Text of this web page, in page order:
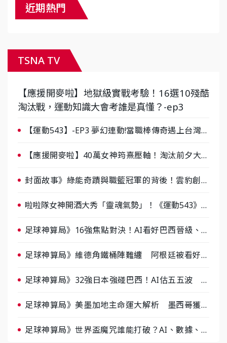
近期熱門
TSNA TV
【應援開麥啦】地獄級實戰考驗！16選10殘酷
淘汰戰，運動知識大會考誰是真懂？-ep3
【運動543】-EP3 夢幻連動!當職棒傳奇遇上台灣女
【應援開麥啦】40萬女神筠熹壓軸！淘汰前夕大混
封面故事》綠能奇蹟與職籃冠軍的背後！雲豹創辦
啦啦隊女神開酒大秀「靈魂氣勢」！《運動543》微
足球神算局》16強焦點對決！AI看好巴西晉級、數
足球神算局》維德角鐵桶陣難纏 阿根廷被看好下
足球神算局》32強日本強碰巴西！AI估五五波 牛
足球神算局》美墨加地主命運大解析 墨西哥獲數
足球神算局》世界盃魔咒誰能打破？AI、數據、塔